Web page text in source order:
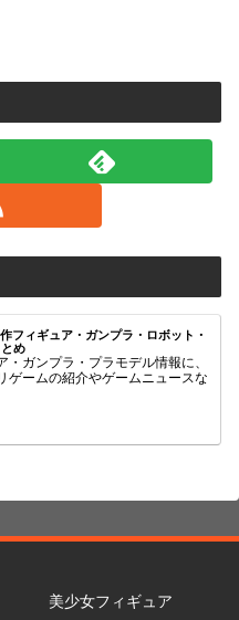
フィギュア・ガンプラ・ロボット・
め
・ガンプラ・プラモデル情報に、
ゲームの紹介やゲームニュースな
美少女フィギュア